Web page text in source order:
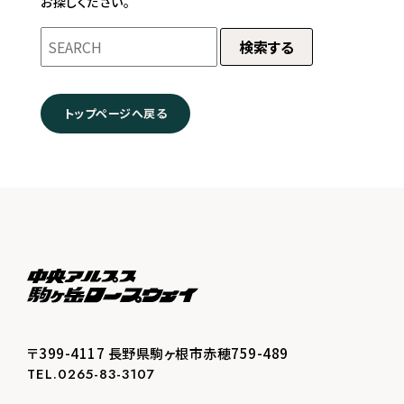
検索する
トップページへ戻る
〒399-4117 長野県駒ヶ根市赤穂759-489
TEL.0265-83-3107